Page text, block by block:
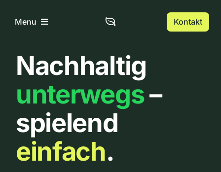
InhaltMenu
Home
Über uns
Urbanlist
Kontakt
Nachhaltig
unterwegs–
spielend
einfach.